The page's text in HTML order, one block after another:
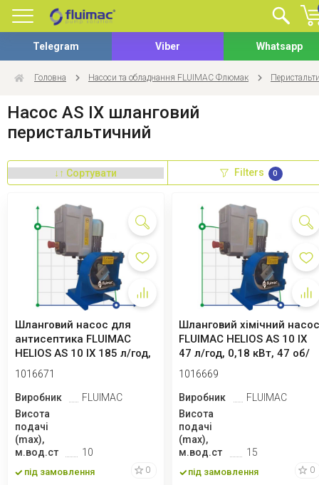
Telegram Viber Whatsapp
Головна Насоси та обладнання FLUIMAC Флюмак
Насос AS IX шланговий
перистальтичний
Filters 0
Шланговий насос для
антисептика FLUIMAC
HELIOS AS 10 IX 185 л/год,
0,18 кВт, ...
1016671
Виробник
FLUIMAC
Висота
подачі
(max),
м.вод.ст
10
під замовлення 0
Шланговий хімічний
FLUIMAC HELIOS AS 10 IX
47 л/год, 0,18 кВт, 47 об/
хв...
1016669
Виробник
FLUIMAC
Висота
подачі
(max),
м.вод.ст
15
під замовлення 0